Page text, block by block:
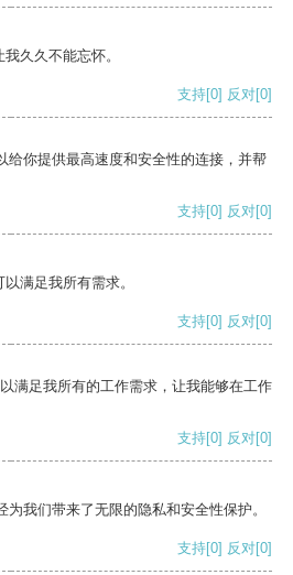
久久不能忘怀。
支持[0] 反对[0]
给你提供最高速度和安全性的连接，并帮
支持[0] 反对[0]
满足我所有需求。
支持[0] 反对[0]
满足我所有的工作需求，让我能够在工作
支持[0] 反对[0]
我们带来了无限的隐私和安全性保护。
支持[0] 反对[0]